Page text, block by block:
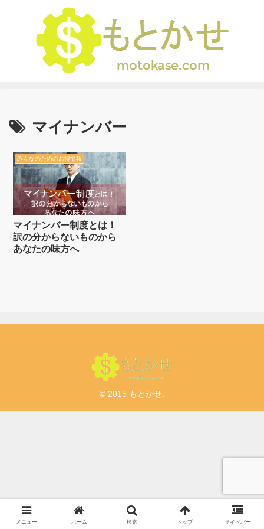
マイナンバー
みんなのためのお得情報
マイナンバー制度とは！
訳の分からないものから
あなたの味方へ
© 2015 もとかせ.
メニュー ホーム 検索 トップ サイドバー